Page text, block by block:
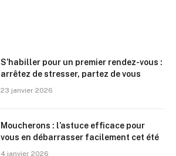
S’habiller pour un premier rendez-vous :
arrêtez de stresser, partez de vous
23 janvier 2026
Moucherons : l’astuce efficace pour
vous en débarrasser facilement cet été
4 janvier 2026